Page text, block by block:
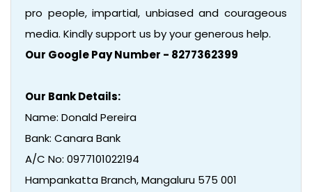
pro people, impartial, unbiased and courageous
media. Kindly support us by your generous help.
Our Google Pay Number - 8277362399
Our Bank Details:
Name: Donald Pereira
Bank: Canara Bank
A/C No: 0977101022194
Hampankatta Branch, Mangaluru 575 001